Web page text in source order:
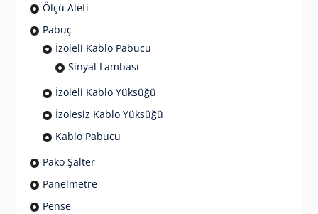
Ölçü Aleti
Pabuç
İzoleli Kablo Pabucu
Sinyal Lambası
İzoleli Kablo Yüksüğü
İzolesiz Kablo Yüksüğü
Kablo Pabucu
Pako Şalter
Panelmetre
Pense